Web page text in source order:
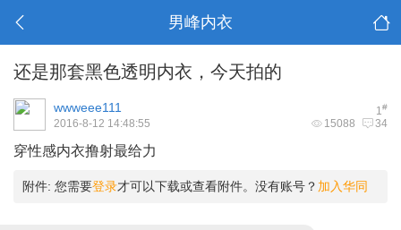
男峰内衣
还是那套黑色透明内衣，今天拍的
1#
wwweee111
15088 34
2016-8-12 14:48:55
穿性感内衣撸射最给力
附件: 您需要登录才可以下载或查看附件。没有账号？ 加入华同